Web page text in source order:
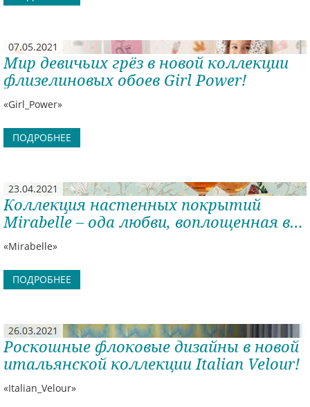
07.05.2021
Мир девичьих грёз в новой коллекции
флизелиновых обоев Girl Power!
«Girl_Power»
ПОДРОБНЕЕ
23.04.2021
Коллекция настенных покрытий
Mirabelle – ода любви, воплощенная в
весеннем настроении, цветочных
узорах и нежных колоритах.
«Mirabelle»
ПОДРОБНЕЕ
26.03.2021
Роскошные флоковые дизайны в новой
итальянской коллекции Italian Velour!
«Italian_Velour»